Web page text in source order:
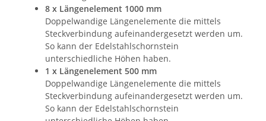
8 x Längenelement 1000 mm
Doppelwandige Längenelemente die mittels
Steckverbindung aufeinandergesetzt werden um.
So kann der Edelstahlschornstein
unterschiedliche Höhen haben.
1 x Längenelement 500 mm
Doppelwandige Längenelemente die mittels
Steckverbindung aufeinandergesetzt werden um.
So kann der Edelstahlschornstein